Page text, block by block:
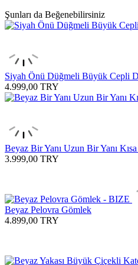
Şunları da Beğenebilirsiniz
Siyah Önü Düğmeli Büyük Cepli
4.999,00 TRY
Beyaz Bir Yanı Uzun Bir Yanı
3.999,00 TRY
Beyaz Pelovra Gömlek
4.899,00 TRY